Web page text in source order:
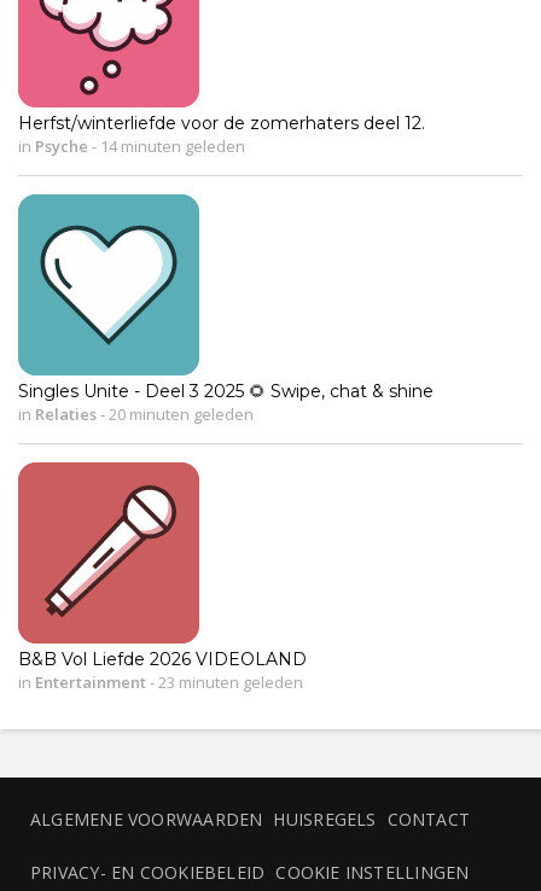
Herfst/winterliefde voor de zomerhaters deel 12.
in Psyche - 14 minuten geleden
Singles Unite - Deel 3 2025 🌻 Swipe, chat & shine
in Relaties-20 minuten geleden
B&B Vol Liefde 2026 VIDEOLAND
in Entertainment-23 minuten geleden
ALGEMENE VOORWAARDEN HUISREGELS CONTACT
PRIVACY- EN COOKIEBELEID COOKIE INSTELLINGEN